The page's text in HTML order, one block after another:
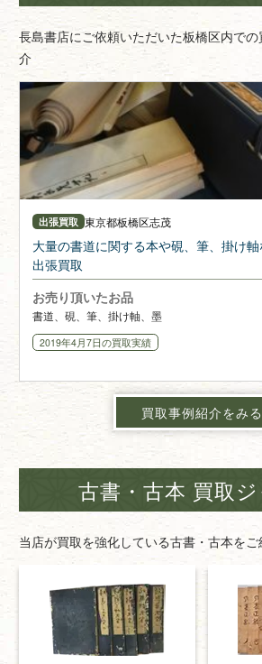
長島書店にご依頼いただいた板橋区内で
介
出張買取 東京都板橋区志茂
大量の書道に関する本や硯、筆、掛け
出張買取
お売り頂いたお品
書道、硯、筆、掛け軸、墨
2019年4月7日の買取実績
買取事例紹介をみる
古書・古本 買取
当店が買取を強化している古書・古本を